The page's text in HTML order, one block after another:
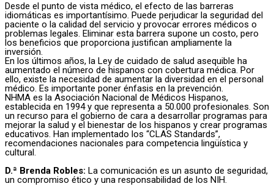
Desde el punto de vista médico, el efecto de las barreras
idiomáticas es importantísimo. Puede perjudicar la seguridad del
paciente o la calidad del servicio y provocar errores médicos o
problemas legales. Eliminar esta barrera supone un costo, pero
los beneficios que proporciona justifican ampliamente la
inversión.
En los últimos años, la Ley de cuidado de salud asequible ha
aumentado el número de hispanos con cobertura médica. Por
ello, existe la necesidad de aumentar la diversidad en el personal
médico. Es importante poner énfasis en la prevención.
NHMA es la Asociación Nacional de Médicos Hispanos,
establecida en 1994 y que representa a 50.000 profesionales. Son
un recurso para el gobierno de cara a desarrollar programas para
mejorar la salud y el bienestar de los hispanos y crear programas
educativos. Han implementado los “CLAS Standards”,
recomendaciones nacionales para competencia lingüística y
cultural.
D.ª Brenda Robles: La comunicación es un asunto de seguridad,
un compromiso ético y una responsabilidad de los NIH.